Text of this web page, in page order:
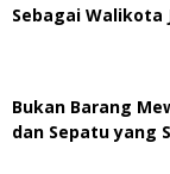
Sebagai Walikota
Bukan Barang
dan Sepatu yang